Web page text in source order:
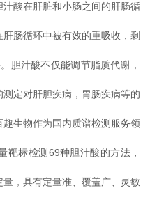
酸在肝脏和小肠之间的肝肠循
肠循环中被有效的重吸收，剩
胆汁酸不仅能调节脂质代谢，
定对肝胆疾病，胃肠疾病等的
生物作为国内质谱检测服务领
靶标检测69种胆汁酸的方法，
，具有定量准、覆盖广、灵敏